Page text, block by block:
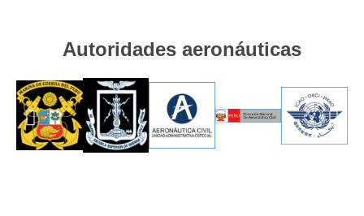
Autoridades aeronáuticas